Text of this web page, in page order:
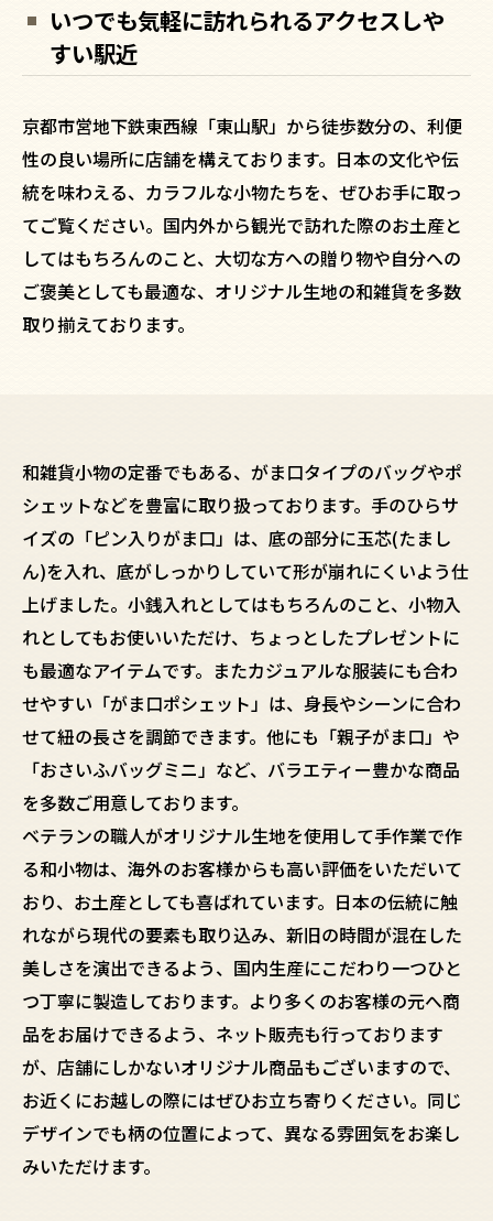
いつでも気軽に訪れられるアクセスしや
すい駅近
京都市営地下鉄東西線「東山駅」から徒歩数分の、利便
性の良い場所に店舗を構えております。日本の文化や伝
統を味わえる、カラフルな小物たちを、ぜひお手に取っ
てご覧ください。国内外から観光で訪れた際のお土産と
してはもちろんのこと、大切な方への贈り物や自分への
ご褒美としても最適な、オリジナル生地の和雑貨を多数
取り揃えております。
和雑貨小物の定番でもある、がま口タイプのバッグやポ
シェットなどを豊富に取り扱っております。手のひらサ
イズの「ピン入りがま口」は、底の部分に玉芯(たまし
ん)を入れ、底がしっかりしていて形が崩れにくいよう仕
上げました。小銭入れとしてはもちろんのこと、小物入
れとしてもお使いいただけ、ちょっとしたプレゼントに
も最適なアイテムです。またカジュアルな服装にも合わ
せやすい「がま口ポシェット」は、身長やシーンに合わ
せて紐の長さを調節できます。他にも「親子がま口」や
「おさいふバッグミニ」など、バラエティー豊かな商品
を多数ご用意しております。
ベテランの職人がオリジナル生地を使用して手作業で作
る和小物は、海外のお客様からも高い評価をいただいて
おり、お土産としても喜ばれています。日本の伝統に触
れながら現代の要素も取り込み、新旧の時間が混在した
美しさを演出できるよう、国内生産にこだわり一つひと
つ丁寧に製造しております。より多くのお客様の元へ商
品をお届けできるよう、ネット販売も行っております
が、店舗にしかないオリジナル商品もございますので、
お近くにお越しの際にはぜひお立ち寄りください。同じ
デザインでも柄の位置によって、異なる雰囲気をお楽し
みいただけます。